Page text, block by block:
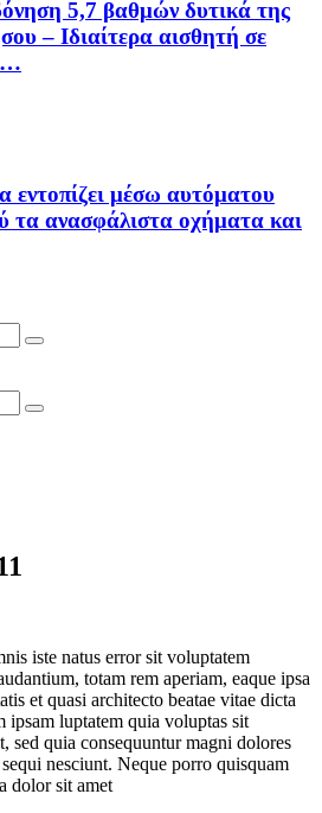
5,7 βαθμών δυτικά της
– Ιδιαίτερα αισθητή σε
μέσω αυτόματου
τα ανασφάλιστα οχήματα και
Search
Search
iste natus error sit voluptatem
totam rem aperiam, eaque ipsa
et quasi architecto beatae vitae dicta
ipsam luptatem quia voluptas sit
sed quia consequuntur magni dolores
nesciunt. Neque porro quisquam
dolor sit amet